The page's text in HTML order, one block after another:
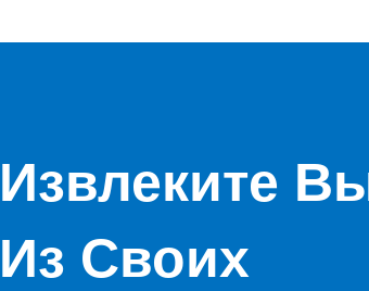
Извлеките
Из Своих